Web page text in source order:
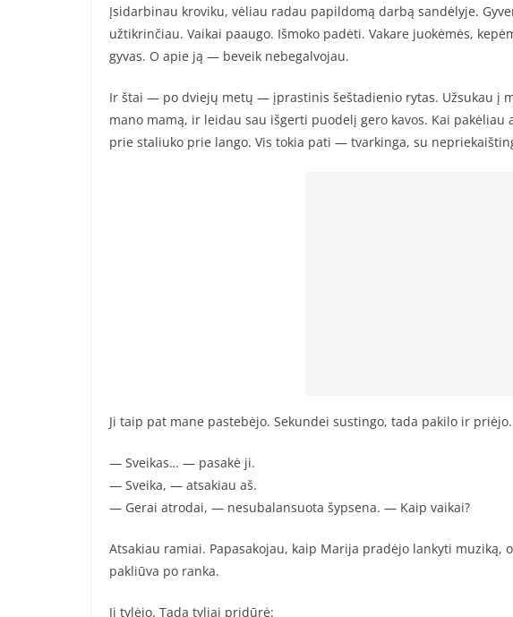
Įsidarbinau kroviku, vėliau radau papildomą darbą sandėlyje.
užtikrinčiau. Vaikai paaugo. Išmoko padėti. Vakare juokėmės,
gyvas. O apie ją — beveik nebegalvojau.
Ir štai — po dviejų metų — įprastinis šeštadienio rytas. Užsukau į
mano mamą, ir leidau sau išgerti puodelį gero kavos. Kai pakėliau
prie staliuko prie lango. Vis tokia pati — tvarkinga, su
Ji taip pat mane pastebėjo. Sekundei sustingo, tada pakilo ir priėjo.
— Sveikas… — pasakė ji.
— Sveika, — atsakiau aš.
— Gerai atrodai, — nesubalansuota šypsena. — Kaip vaikai?
Atsakiau ramiai. Papasakojau, kaip Marija pradėjo lankyti muziką,
pakliūva po ranka.
Ji tylėjo. Tada tyliai pridūrė: